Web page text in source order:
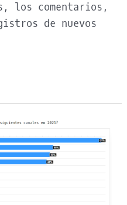
los comentarios,
de nuevos